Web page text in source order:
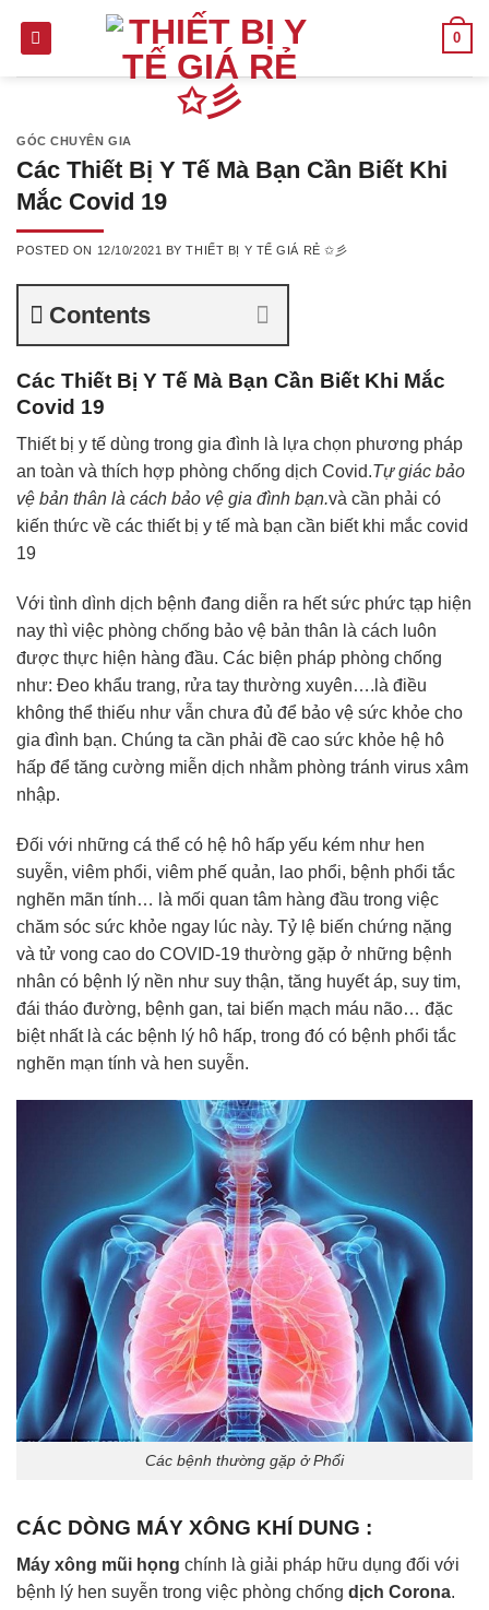
0
GÓC CHUYÊN GIA
Các Thiết Bị Y Tế Mà Bạn Cần Biết Khi
Mắc Covid 19
POSTED ON 12/10/2021 BYTHIẾT BỊ Y TẾ GIÁ RẺ ✩彡
Contents
Các Thiết Bị Y Tế Mà Bạn Cần Biết Khi Mắc
Covid 19
Thiết bị y tế dùng trong gia đình là lựa chọn phương pháp
an toàn và thích hợp phòng chống dịch Covid.Tự giác bảo
vệ bản thân là cách bảo vệ gia đình bạn.và cần phải có
kiến thức về các thiết bị y tế mà bạn cần biết khi mắc covid
19
Với tình dình dịch bệnh đang diễn ra hết sức phức tạp hiện
nay thì việc phòng chống bảo vệ bản thân là cách luôn
được thực hiện hàng đầu. Các biện pháp phòng chống
như: Đeo khẩu trang, rửa tay thường xuyên….là điều
không thể thiếu như vẫn chưa đủ để bảo vệ sức khỏe cho
gia đình bạn. Chúng ta cần phải đề cao sức khỏe hệ hô
hấp để tăng cường miễn dịch nhằm phòng tránh virus xâm
nhập.
Đối với những cá thể có hệ hô hấp yếu kém như hen
suyễn, viêm phổi, viêm phế quản, lao phổi, bệnh phổi tắc
nghẽn mãn tính… là mối quan tâm hàng đầu trong việc
chăm sóc sức khỏe ngay lúc này. Tỷ lệ biến chứng nặng
và tử vong cao do COVID-19 thường gặp ở những bệnh
nhân có bệnh lý nền như suy thận, tăng huyết áp, suy tim,
đái tháo đường, bệnh gan, tai biến mạch máu não… đặc
biệt nhất là các bệnh lý hô hấp, trong đó có bệnh phổi tắc
nghẽn mạn tính và hen suyễn.
Các bệnh thường gặp ở Phổi
CÁC DÒNG MÁY XÔNG KHÍ DUNG :
Máy xông mũi họng chính là giải pháp hữu dụng đối với
bệnh lý hen suyễn trong việc phòng chống dịch Corona.